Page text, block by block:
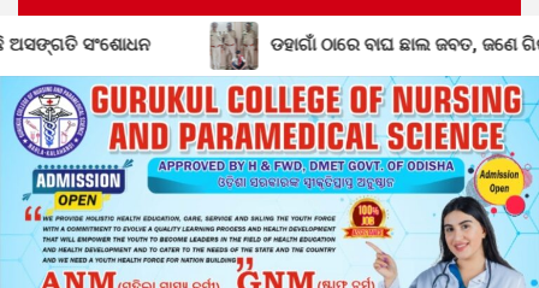
ଠାରେ ବାଘ ଛାଲ ଜବତ, ଜଣେ ଗିରଫ ବିଦ୍ୟାଳୟରସ୍ତରୀୟ